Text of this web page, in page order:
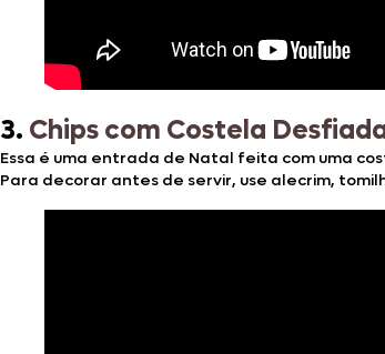
3. Chips com Costela
Essa é uma entrada de Natal feita com uma
Para decorar antes de servir, use alecrim,